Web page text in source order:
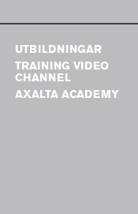
UTBILDNINGAR
TRAINING VIDEO
CHANNEL
AXALTA ACADEMY